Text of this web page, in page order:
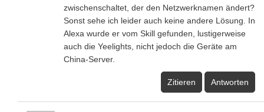
zwischenschaltet, der den Netzwerknamen ändert?
Sonst sehe ich leider auch keine andere Lösung. In
Alexa wurde er vom Skill gefunden, lustigerweise
auch die Yeelights, nicht jedoch die Geräte am
China-Server.
Zitieren Antworten